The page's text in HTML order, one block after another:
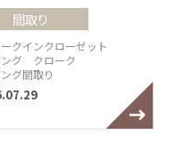
間取り
クインクローゼット
グ クローク
グ間取り